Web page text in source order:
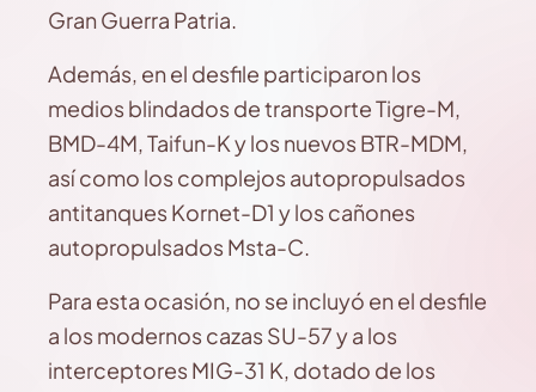
Gran Guerra Patria.
Además, en el desfile participaron los
medios blindados de transporte Tigre-M,
BMD-4M, Taifun-K y los nuevos BTR-MDM,
así como los complejos autopropulsados
antitanques Kornet-D1 y los cañones
autopropulsados Msta-C.
Para esta ocasión, no se incluyó en el desfile
a los modernos cazas SU-57 y a los
interceptores MIG-31 K, dotado de los